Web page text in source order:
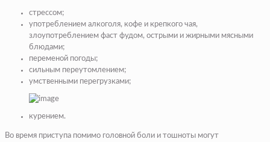
стрессом;
употреблением алкоголя, кофе и крепкого чая,
злоупотреблением фаст фудом, острыми и жирными мясными
блюдами;
переменой погоды;
сильным переутомлением;
умственными перегрузками;
курением.
Во время приступа помимо головной боли и тошноты могут